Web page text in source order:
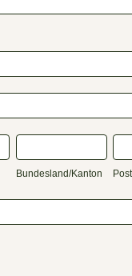
Bundesland/
Bundesland/Kanton